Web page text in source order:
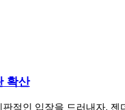
확산
적인 입장을 드러내자,